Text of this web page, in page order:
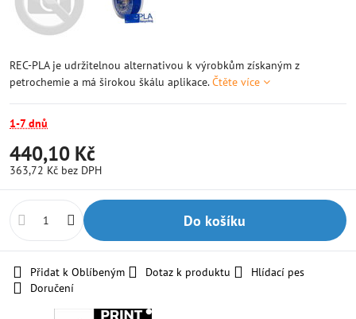
REC-PLA je udržitelnou alternativou k výrobkům získaným z
petrochemie a má širokou škálu aplikace.Čtěte více
1-7 dnů
440,10 Kč
363,72 Kč bez DPH
Do košíku
Přidat k Oblíbeným Dotaz k produktu
Hlídací pes
Doručení